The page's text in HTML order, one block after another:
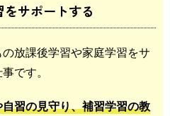
サポートする
放課後学習や家庭学習をサ
です。
習の見守り、補習学習の教